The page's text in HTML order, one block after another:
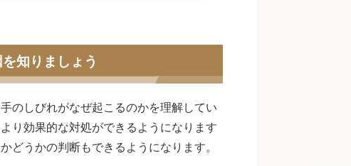
知りましょう
のしびれがなぜ起こるのかを理解してい
り効果的な対処ができるようになります
どうかの判断もできるようになります。